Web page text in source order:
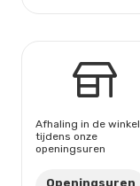
Afhaling in de winkel
tijdens onze
openingsuren
Openingsuren